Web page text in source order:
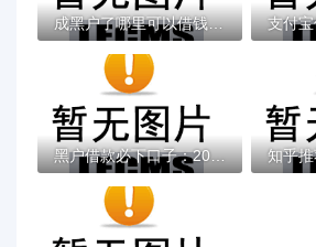
成黑户了哪里可以借钱急用啊，2025五大专属...
黑户借款必下口子：2025推荐5个通过率100%的...